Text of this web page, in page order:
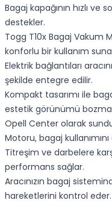
Bagaj kapağının hızlı ve
destekler.
Togg T10x Bagaj Vakum
konforlu bir kullanım
Elektrik bağlantıları
şekilde entegre edilir.
Kompakt tasarımı ile
estetik görünümü
Opell Center olarak
Motoru, bagaj
Titreşim ve darbelere
performans sağlar.
Aracınızın bagaj
hareketlerini kontrol eder.